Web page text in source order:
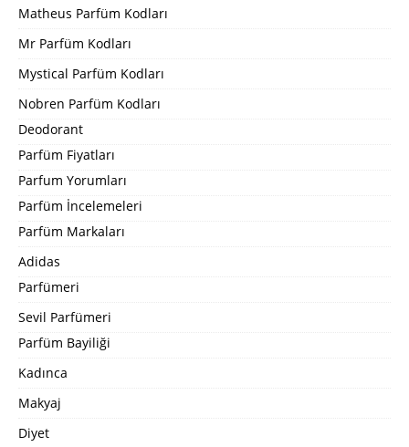
Matheus Parfüm Kodları
Mr Parfüm Kodları
Mystical Parfüm Kodları
Nobren Parfüm Kodları
Deodorant
Parfüm Fiyatları
Parfum Yorumları
Parfüm İncelemeleri
Parfüm Markaları
Adidas
Parfümeri
Sevil Parfümeri
Parfüm Bayiliği
Kadınca
Makyaj
Diyet